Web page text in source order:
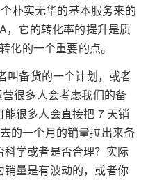
朴实无华的基本服务来的
，它的转化率的提升是质
化的一个重要的点。
叫备货的一个计划，或者
很多人会考虑我们的备
很多人会直接把 7 天销
的一个月的销量拉出来备
学或者是否合理？实际
量是有波动的，或者你